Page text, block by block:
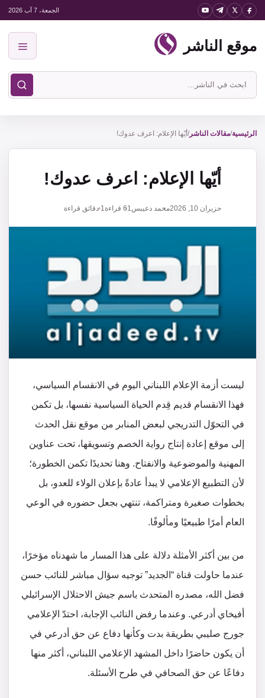
انتقل
المحتوى
الجمعة، 7 آب 2026
موقع الناشر
ابحث
في
الناشر
الرئيسية/مقالات الناشر/أيّها الإعلام: اعرف عدوك!
أيّها الإعلام: اعرف عدوك!
حزيران 10, 2026 محمد دعيبس61 قراءة1 دقائق قراءة
ليست أزمة الإعلام اللبناني اليوم في الانقسام السياسي،
فهذا الانقسام قديم قِدم الحياة السياسية نفسها، بل تكمن
في التحوّل التدريجي لبعض المنابر من موقع نقل الحدث
إلى موقع إعادة إنتاج رواية الخصم وتسويقها، تحت عناوين
المهنية والموضوعية والانفتاح. وهنا تحديدًا تكمن الخطورة؛
لأن التطبيع الإعلامي لا يبدأ عادةً بإعلان الولاء للعدو، بل
بخطوات صغيرة ومتراكمة، تنتهي بجعل حضوره في الوعي
العام أمرًا طبيعيًا ومألوفًا.
من بين أكثر الأمثلة دلالة على هذا المسار ما شهدناه مؤخرًا،
عندما حاولت قناة “الجديد” توجيه سؤال مباشر للنائب حسن
فضل الله، مصدره المتحدث باسم جيش الاحتلال الإسرائيلي
أفيخاي أدرعي. وعندما رفض النائب الإجابة، احتدّ الإعلامي
جورج صليبي بطريقة بدت وكأنها دفاع عن حق أدرعي في
أن يكون حاضرًا داخل المشهد الإعلامي اللبناني، أكثر منها
دفاعًا عن حق الصحافي في طرح الأسئلة.